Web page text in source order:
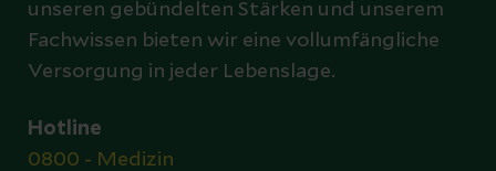
unseren gebündelten Stärken und unserem
Fachwissen bieten wir eine vollumfängliche
Versorgung in jeder Lebenslage.
Hotline
0800 - Medizin